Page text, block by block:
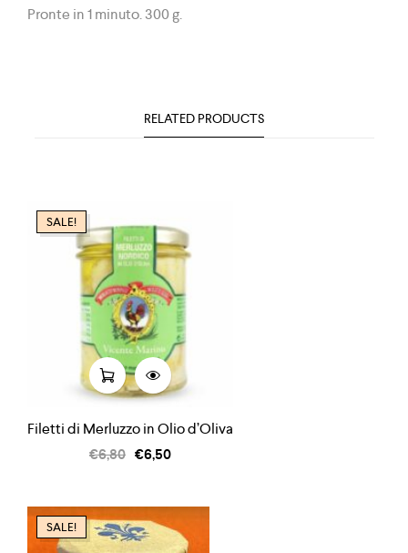
Pronte in 1 minuto. 300 g.
RELATED PRODUCTS
SALE!
Filetti di Merluzzo in Olio d’Oliva
€6,80 €6,50
SALE!